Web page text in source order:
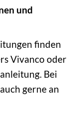
und
finden
Vivanco oder
Bei
gerne an